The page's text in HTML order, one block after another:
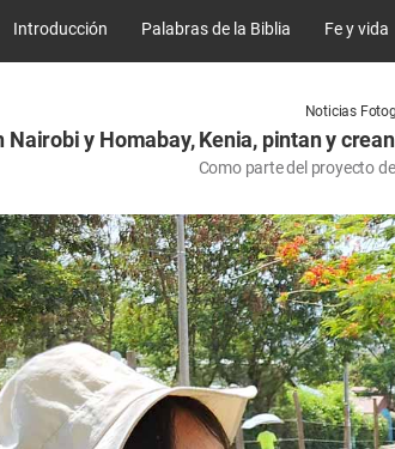
Introducción Palabras de la Biblia Fe y vida
Noticias
Nairobi y Homabay, Kenia, pintan y
Como parte del proyecto